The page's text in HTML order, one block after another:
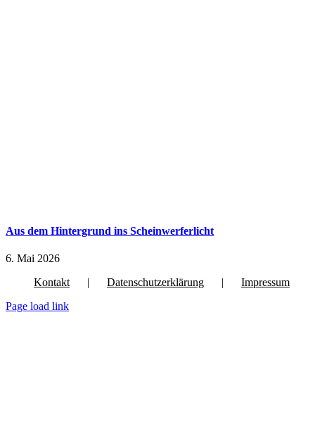
Aus dem Hintergrund ins Scheinwerferlicht
6. Mai 2026
Kontakt
Datenschutzerklärung
Impressum
Page load link